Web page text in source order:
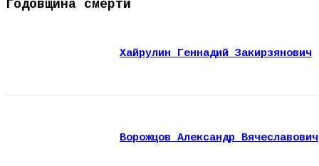
Годовщина смерти
Хайрулин Геннадий Закирзянович
Ворожцов Александр Вячеславович